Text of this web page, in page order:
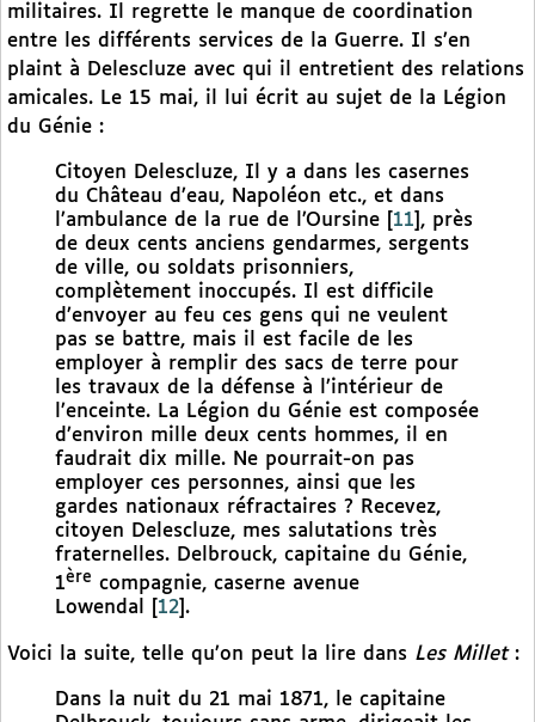
militaires. Il regrette le manque de coordination
entre les différents services de la Guerre. Il s’en
plaint à Delescluze avec qui il entretient des relations
amicales. Le 15 mai, il lui écrit au sujet de la Légion
du Génie :
Citoyen Delescluze, Il y a dans les casernes
du Château d’eau, Napoléon etc., et dans
l’ambulance de la rue de l’Oursine
11 , près
de deux cents anciens gendarmes, sergents
de ville, ou soldats prisonniers,
complètement inoccupés. Il est difficile
d’envoyer au feu ces gens qui ne veulent
pas se battre, mais il est facile de les
employer à remplir des sacs de terre pour
les travaux de la défense à l’intérieur de
l’enceinte. La Légion du Génie est composée
d’environ mille deux cents hommes, il en
faudrait dix mille. Ne pourrait-on pas
employer ces personnes, ainsi que les
gardes nationaux réfractaires ? Recevez,
citoyen Delescluze, mes salutations très
fraternelles. Delbrouck, capitaine du Génie,
1ère compagnie, caserne avenue
Lowendal
12 .
Voici la suite, telle qu’on peut la lire dans Les Millet:
Dans la nuit du 21 mai 1871, le capitaine